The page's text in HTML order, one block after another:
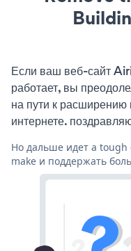
Если ваш веб-сайт
работает, вы
на пути к расширению
интернете.
Но дальше идет a
make и поддержать